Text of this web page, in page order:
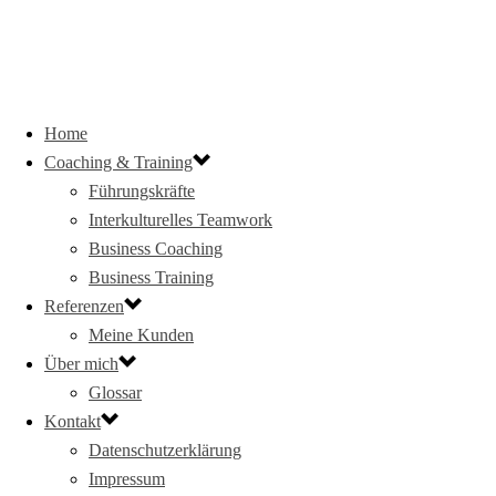
Home
Coaching & Training
Führungskräfte
Interkulturelles Teamwork
Business Coaching
Business Training
Referenzen
Meine Kunden
Über mich
Glossar
Kontakt
Datenschutzerklärung
Impressum